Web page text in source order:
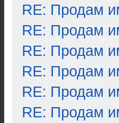
RE: Продам
RE: Продам
RE: Продам
RE: Продам
RE: Продам
RE: Продам